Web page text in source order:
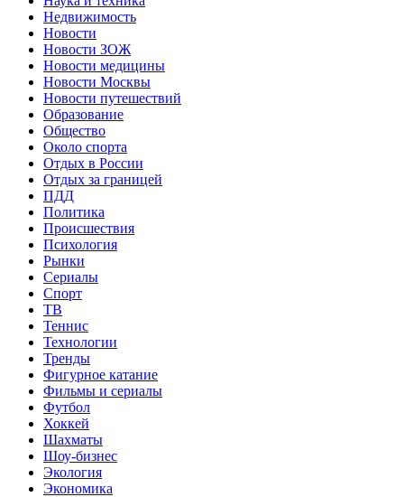
Недвижимость
Новости
Новости ЗОЖ
Новости медицины
Новости Москвы
Новости путешествий
Образование
Общество
Около спорта
Отдых в России
Отдых за границей
ПДД
Политика
Происшествия
Психология
Рынки
Сериалы
Спорт
ТВ
Теннис
Технологии
Тренды
Фигурное катание
Фильмы и сериалы
Футбол
Хоккей
Шахматы
Шоу-бизнес
Экология
Экономика